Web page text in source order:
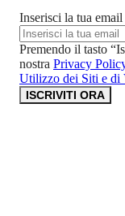
Inserisci la tua email
Premendo il tasto
nostra Privacy
Utilizzo dei Siti e di
ISCRIVITI ORA